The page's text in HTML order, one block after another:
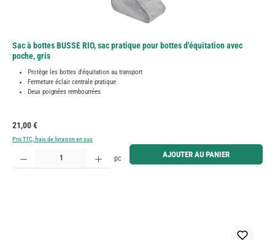
Sac à bottes BUSSE RIO, sac pratique pour bottes d'équitation avec
poche, gris
Protège les bottes d'équitation au transport
Fermeture éclair centrale pratique
Deux poignées rembourrées
Prix régulier :
21,00 €
Prix TTC, frais de livraison en sus
Quantité de produit : Entrez la quantité souhaitée ou utilisez les boutons pour augmenter ou
pc AJOUTER AU PANIER